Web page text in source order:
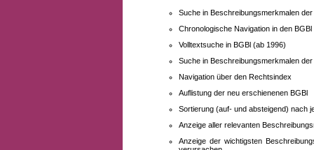
Suche in Beschreibungsmerkmalen
Chronologische Navigation in den BGBl
Volltextsuche in BGBl (ab 1996)
Suche in Beschreibungsmerkmalen
Navigation über den Rechtsindex
Auflistung der neu erschienenen BGBl
Sortierung (auf- und absteigend) nach
Anzeige aller relevanten
Anzeige der wichtigsten